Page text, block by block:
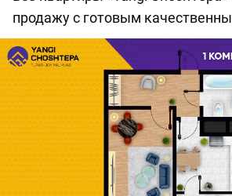
продажу с готовым